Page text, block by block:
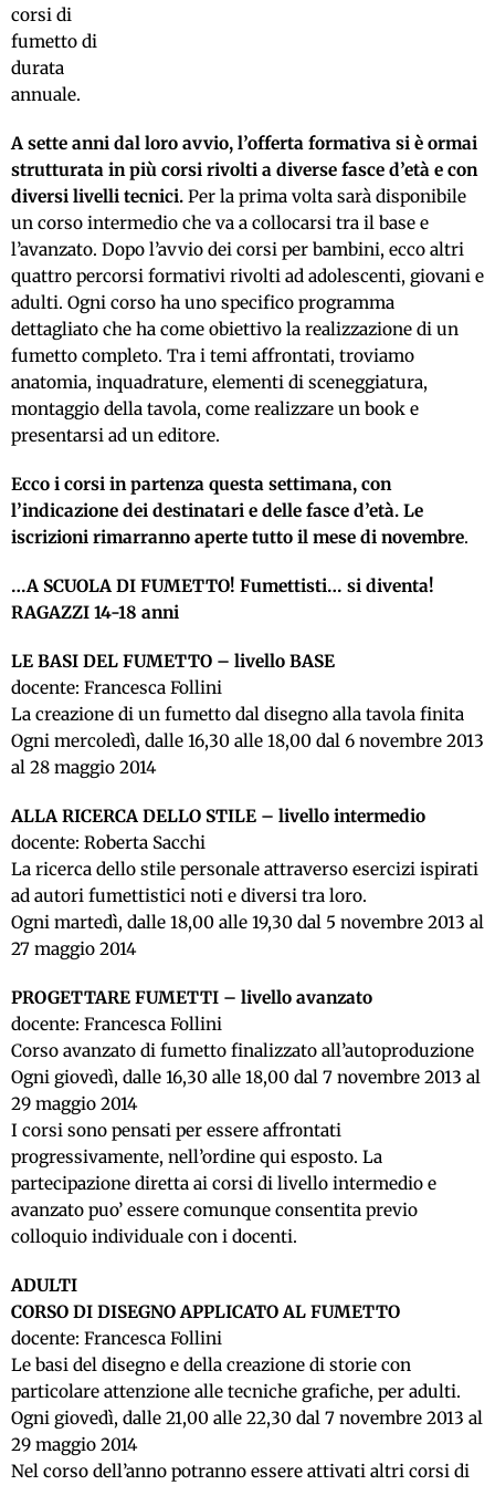
corsi di
fumetto di
durata
annuale.
A sette anni dal loro avvio, l’offerta formativa si è ormai
strutturata in più corsi rivolti a diverse fasce d’età e con
diversi livelli tecnici. Per la prima volta sarà disponibile
un corso intermedio che va a collocarsi tra il base e
l’avanzato. Dopo l’avvio dei corsi per bambini, ecco altri
quattro percorsi formativi rivolti ad adolescenti, giovani e
adulti. Ogni corso ha uno specifico programma
dettagliato che ha come obiettivo la realizzazione di un
fumetto completo. Tra i temi affrontati, troviamo
anatomia, inquadrature, elementi di sceneggiatura,
montaggio della tavola, come realizzare un book e
presentarsi ad un editore.
Ecco i corsi in partenza questa settimana, con
l’indicazione dei destinatari e delle fasce d’età. Le
iscrizioni rimarranno aperte tutto il mese di novembre.
…A SCUOLA DI FUMETTO! Fumettisti… si diventa!
RAGAZZI 14-18 anni
LE BASI DEL FUMETTO – livello BASE
docente: Francesca Follini
La creazione di un fumetto dal disegno alla tavola finita
Ogni mercoledì, dalle 16,30 alle 18,00 dal 6 novembre 2013
al 28 maggio 2014
ALLA RICERCA DELLO STILE – livello intermedio
docente: Roberta Sacchi
La ricerca dello stile personale attraverso esercizi ispirati
ad autori fumettistici noti e diversi tra loro.
Ogni martedì, dalle 18,00 alle 19,30 dal 5 novembre 2013 al
27 maggio 2014
PROGETTARE FUMETTI – livello avanzato
docente: Francesca Follini
Corso avanzato di fumetto finalizzato all’autoproduzione
Ogni giovedì, dalle 16,30 alle 18,00 dal 7 novembre 2013 al
29 maggio 2014
I corsi sono pensati per essere affrontati
progressivamente, nell’ordine qui esposto. La
partecipazione diretta ai corsi di livello intermedio e
avanzato puo’ essere comunque consentita previo
colloquio individuale con i docenti.
ADULTI
CORSO DI DISEGNO APPLICATO AL FUMETTO
docente: Francesca Follini
Le basi del disegno e della creazione di storie con
particolare attenzione alle tecniche grafiche, per adulti.
Ogni giovedì, dalle 21,00 alle 22,30 dal 7 novembre 2013 al
29 maggio 2014
Nel corso dell’anno potranno essere attivati altri corsi di